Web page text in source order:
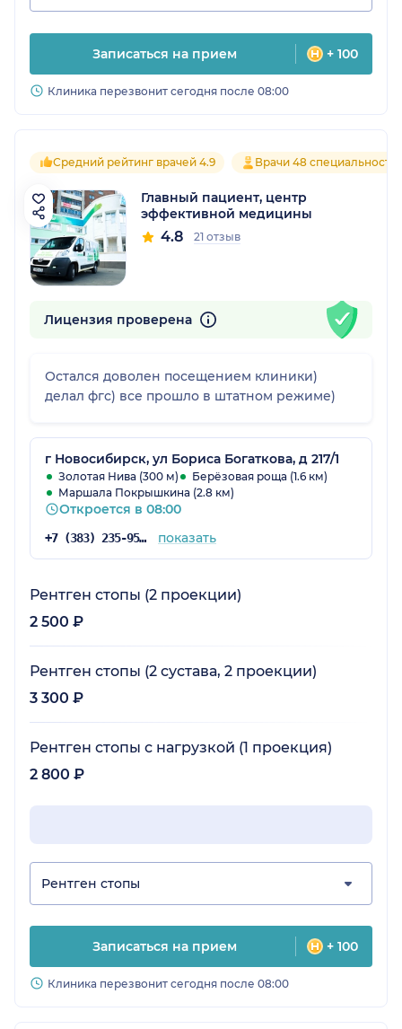
Записаться на прием + 100
Клиника перезвонит сегодня после 08:00
Средний рейтинг врачей 4.9 Врачи 48
Главный пациент, центр
эффективной медицины
4.8 21 отзыв
Лицензия проверена
Остался доволен посещением клиники)
делал фгс) все прошло в штатном режиме)
г Новосибирск, ул Бориса Богаткова, д 217/1
Золотая Нива (300 м)
Берёзовая роща (1.6 км)
Маршала Покрышкина (2.8 км)
Откроется в 08:00
+7 (383) 235-95-84 показать
Рентген стопы (2 проекции)
2 500 ₽
Рентген стопы (2 сустава, 2 проекции)
3 300 ₽
Рентген стопы с нагрузкой (1 проекция)
2 800 ₽
Рентген стопы
Записаться на прием + 100
Клиника перезвонит сегодня после 08:00